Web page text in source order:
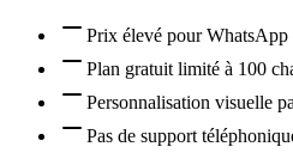
Prix élevé pour WhatsApp
Plan gratuit limité à 100
Personnalisation visuelle
Pas de support